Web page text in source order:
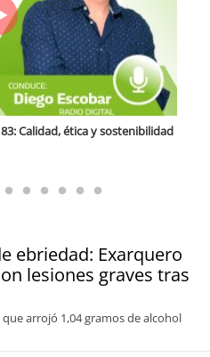
ebriedad: Exarquero
lesiones graves tras
arrojó 1,04 gramos de alcohol